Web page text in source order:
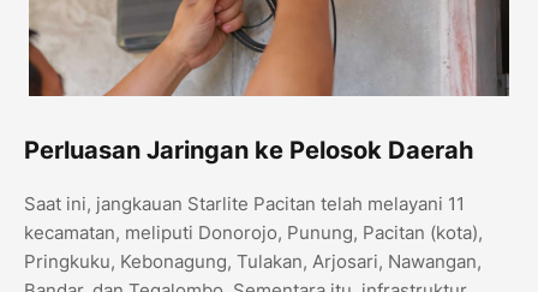
Perluasan Jaringan ke Pelosok Daerah
​Saat ini, jangkauan Starlite Pacitan telah melayani 11
kecamatan, meliputi Donorojo, Punung, Pacitan (kota),
Pringkuku, Kebonagung, Tulakan, Arjosari, Nawangan,